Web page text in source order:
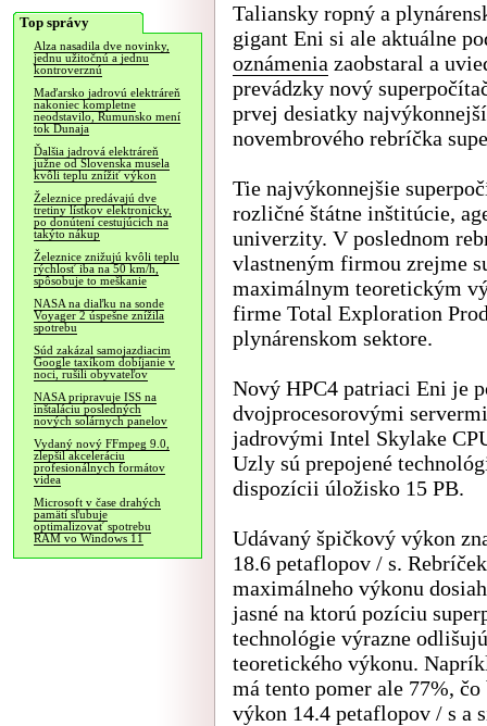
Top správy
Alza nasadila dve novinky,
jednu užitočnú a jednu
kontroverznú
Maďarsko jadrovú elektráreň
nakoniec kompletne
neodstavilo, Rumunsko mení
tok Dunaja
Ďalšia jadrová elektráreň
južne od Slovenska musela
kvôli teplu znížiť výkon
Železnice predávajú dve
tretiny lístkov elektronicky,
po donútení cestujúcich na
takýto nákup
Železnice znižujú kvôli teplu
rýchlosť iba na 50 km/h,
spôsobuje to meškanie
NASA na diaľku na sonde
Voyager 2 úspešne znížila
spotrebu
Súd zakázal samojazdiacim
Google taxíkom dobíjanie v
noci, rušili obyvateľov
NASA pripravuje ISS na
inštaláciu posledných
nových solárnych panelov
Vydaný nový FFmpeg 9.0,
zlepšil akceleráciu
profesionálnych formátov
videa
Microsoft v čase drahých
pamätí sľubuje
optimalizovať spotrebu
RAM vo Windows 11
Taliansky ropný a
gigant Eni si ale aktuálne
oznámenia zaobstaral a
prevádzky nový
prvej desiatky
novembrového rebríčka
Tie najvýkonnejšie
rozličné štátne inštitúcie,
univerzity. V poslednom
vlastneným firmou zrejme
maximálnym teoretickým
firme Total Exploration
plynárenskom sektore.
Nový HPC4 patriaci Eni je
dvojprocesorovými
jadrovými Intel Skylake
Uzly sú prepojené
dispozícii úložisko 15 PB.
Udávaný špičkový výkon
18.6 petaflopov / s.
maximálneho výkonu
jasné na ktorú pozíciu
technológie výrazne
teoretického výkonu.
má tento pomer ale 77%,
výkon 14.4 petaflopov / s a